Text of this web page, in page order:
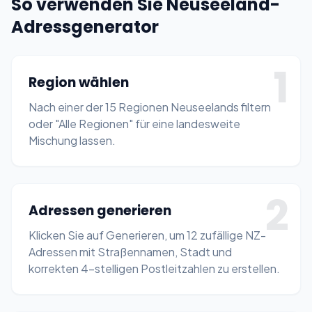
Adressgenerator
1
Region wählen
Nach einer der 15 Regionen Neuseelands filtern
oder "Alle Regionen" für eine landesweite
Mischung lassen.
2
Adressen generieren
Klicken Sie auf Generieren, um 12 zufällige NZ-
Adressen mit Straßennamen, Stadt und
korrekten 4-stelligen Postleitzahlen zu erstellen.